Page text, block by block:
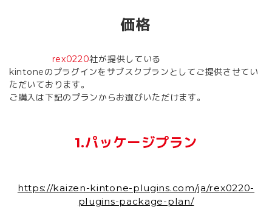
価格
rex0220社が提供している
kintoneのプラグインをサブスクプランとしてご提供させてい
ただいております。
ご購入は下記のプランからお選びいただけます。
1.パッケージプラン
https://kaizen-kintone-plugins.com/ja/rex0220-
plugins-package-plan/